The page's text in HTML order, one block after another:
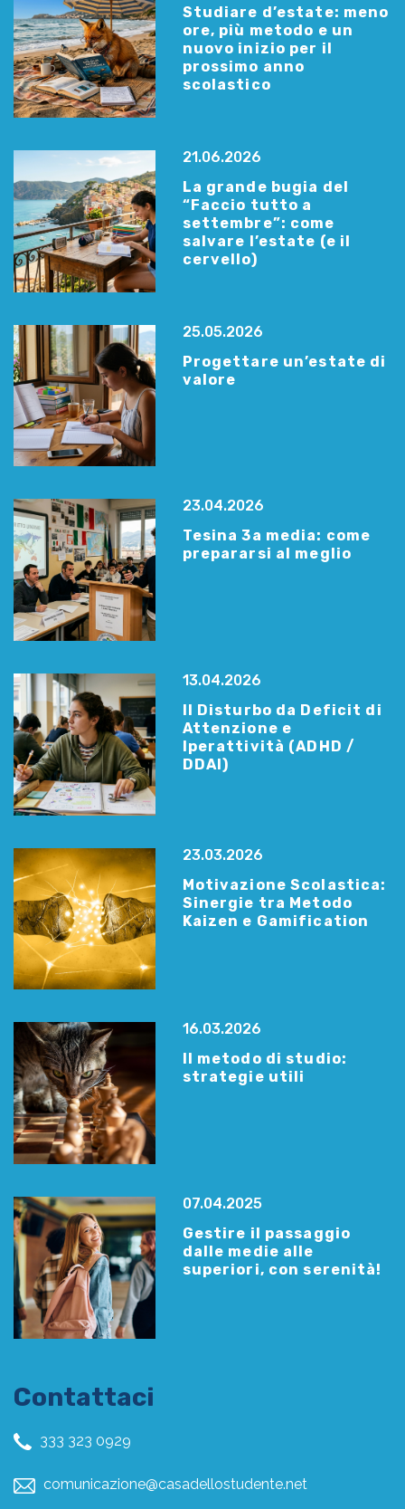
Studiare d’estate: meno
ore, più metodo e un
nuovo inizio per il
prossimo anno
scolastico
21.06.2026
La grande bugia del
“Faccio tutto a
settembre”: come
salvare l’estate (e il
cervello)
25.05.2026
Progettare un’estate di
valore
23.04.2026
Tesina 3a media: come
prepararsi al meglio
13.04.2026
Il Disturbo da Deficit di
Attenzione e
Iperattività (ADHD /
DDAI)
23.03.2026
Motivazione Scolastica:
Sinergie tra Metodo
Kaizen e Gamification
16.03.2026
Il metodo di studio:
strategie utili
07.04.2025
Gestire il passaggio
dalle medie alle
superiori, con serenità!
Contattaci
333 323 0929
comunicazione@casadellostudente.net